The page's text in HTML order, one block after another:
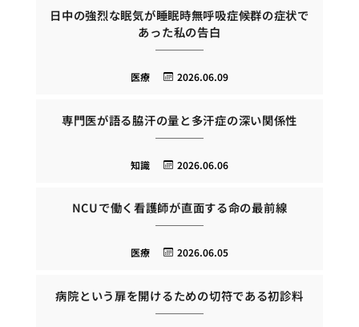
日中の強烈な眠気が睡眠時無呼吸症候群の症状で
あった私の告白
2026.06.09
医療
専門医が語る脇汗の量と多汗症の深い関係性
2026.06.06
知識
NCUで働く看護師が直面する命の最前線
2026.06.05
医療
病院という扉を開けるための切符である初診料